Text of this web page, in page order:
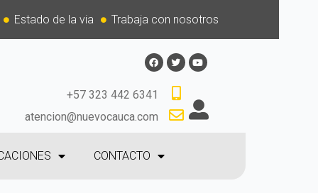
Estado de la via Trabaja con nosotros
+57 323 442 6341
atencion@nuevocauca.com
CONTACTO